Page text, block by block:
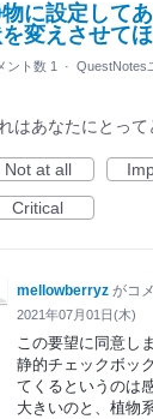
に設定して
変えさせて
ント数 1 · QuestNotes
はあなたにとっ
Not at all
Critical
mellowberryz がコ
2021年07月01日(木)
この要望に同意しま
静的チェックボッ
てくるというのは
大きいのと、植物